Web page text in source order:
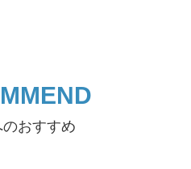
おすすめ